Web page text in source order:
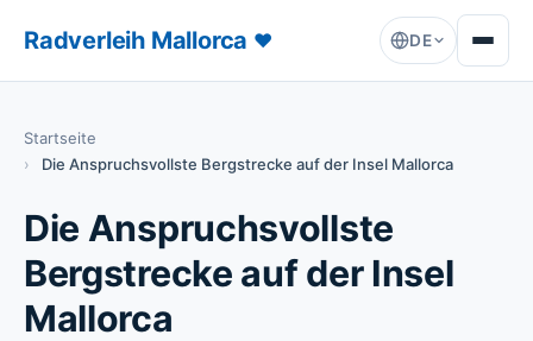
Radverleih Mallorca ♥ DE
Startseite
Die Anspruchsvollste Bergstrecke auf der Insel Mallorca
Die Anspruchsvollste
Bergstrecke auf der Insel
Mallorca